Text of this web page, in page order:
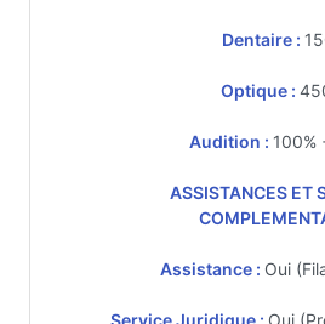
Dentaire :
Optique :
Audition : 100%
ASSISTANCES ET
Assistance : Oui
Service Juridique : Oui